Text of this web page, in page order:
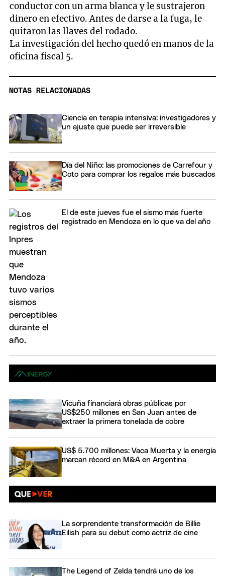
conductor con un arma blanca y le sustrajeron
dinero en efectivo. Antes de darse a la fuga, le
quitaron las llaves del rodado.
La investigación del hecho quedó en manos de la
oficina fiscal 5.
NOTAS RELACIONADAS
Ciencia en terapia intensiva: investigadores y
un ajuste que puede ser irreversible
Día del Niño: las promociones de Carrefour y
Coto para comprar los regalos más buscados
El de este jueves fue el sismo más fuerte
registrado en Mendoza en lo que va del año
Vicuña financiará obras públicas por
US$250 millones en San Juan antes de
extraer la primera tonelada de cobre
US$ 5.700 millones: Vaca Muerta y la energía
marcan récord en M&A en Argentina
La sorprendente transformación de Billie
Eilish para su debut como actriz de cine
The Legend of Zelda tendrá uno de los